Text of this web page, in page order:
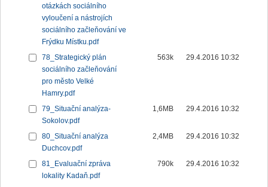
otázkách sociálního
vyloučení a nástrojích
sociálního začleňování ve
Frýdku Místku.pdf
78_Strategický plán
sociálního začleňování
pro město Velké
Hamry.pdf
563k 29.4.2016 10:32
79_Situační analýza-
Sokolov.pdf
1,6MB 29.4.2016 10:32
80_Situační analýza
Duchcov.pdf
2,4MB 29.4.2016 10:32
81_Evaluační zpráva
lokality Kadaň.pdf
790k 29.4.2016 10:32